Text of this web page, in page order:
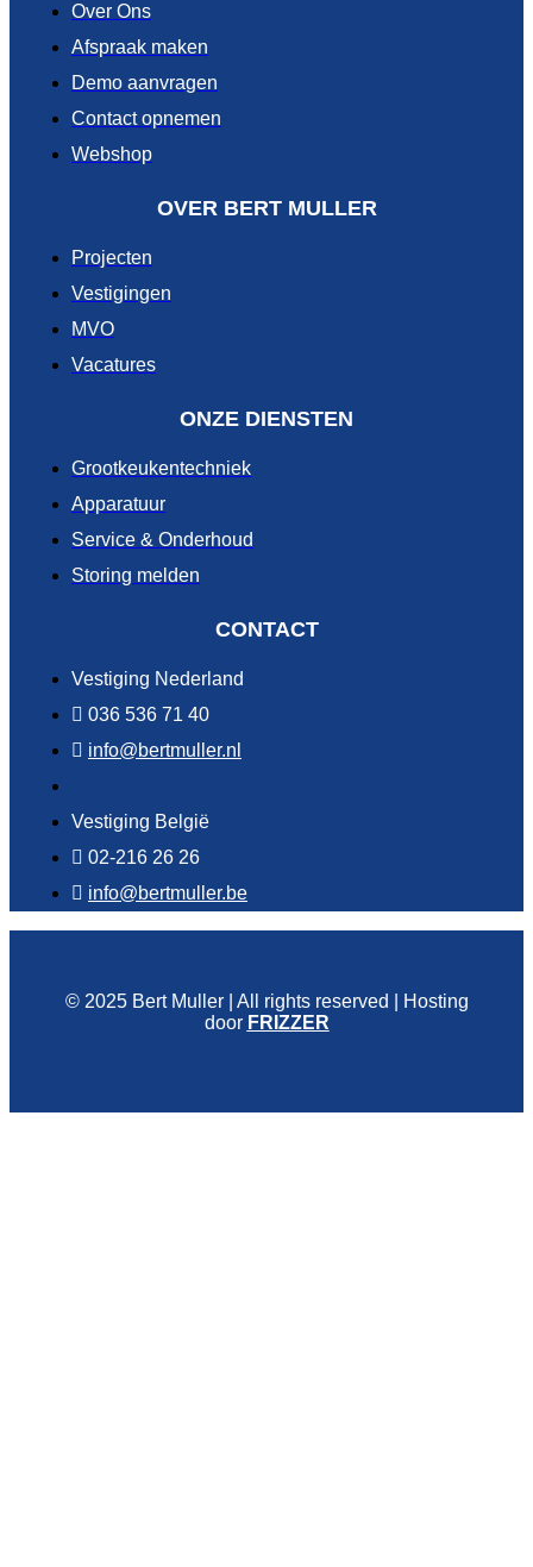
Over Ons
Afspraak maken
Demo aanvragen
Contact opnemen
Webshop
OVER BERT MULLER
Projecten
Vestigingen
MVO
Vacatures
ONZE DIENSTEN
Grootkeukentechniek
Apparatuur
Service & Onderhoud
Storing melden
CONTACT
Vestiging Nederland
036 536 71 40
info@bertmuller.nl
Vestiging België
02-216 26 26
info@bertmuller.be
© 2025 Bert Muller | All rights reserved | Hosting
door FRIZZER